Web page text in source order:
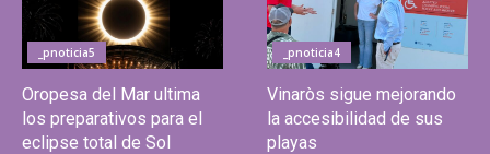
_pnoticia5
Oropesa del Mar ultima
los preparativos para el
eclipse total de Sol
_pnoticia4
Vinaròs sigue mejorando
la accesibilidad de sus
playas